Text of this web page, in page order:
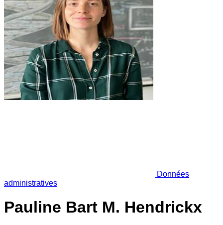
Données
administratives
Pauline Bart M. Hendrickx